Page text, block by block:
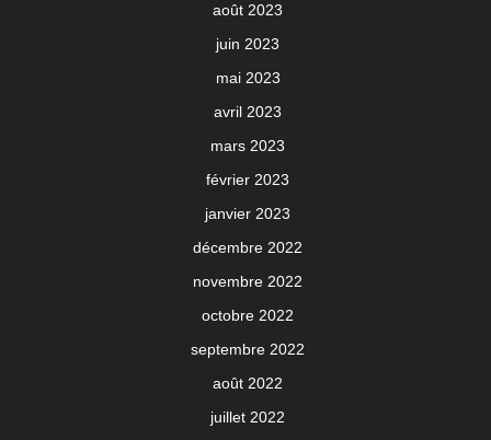
août 2023
juin 2023
mai 2023
avril 2023
mars 2023
février 2023
janvier 2023
décembre 2022
novembre 2022
octobre 2022
septembre 2022
août 2022
juillet 2022